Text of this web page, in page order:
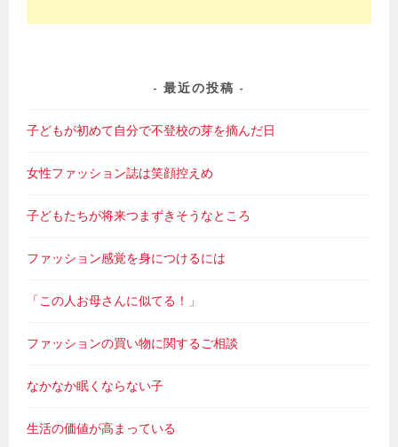
最近の投稿
子どもが初めて自分で不登校の芽を摘んだ日
女性ファッション誌は笑顔控えめ
子どもたちが将来つまずきそうなところ
ファッション感覚を身につけるには
「この人お母さんに似てる！」
ファッションの買い物に関するご相談
なかなか眠くならない子
生活の価値が高まっている